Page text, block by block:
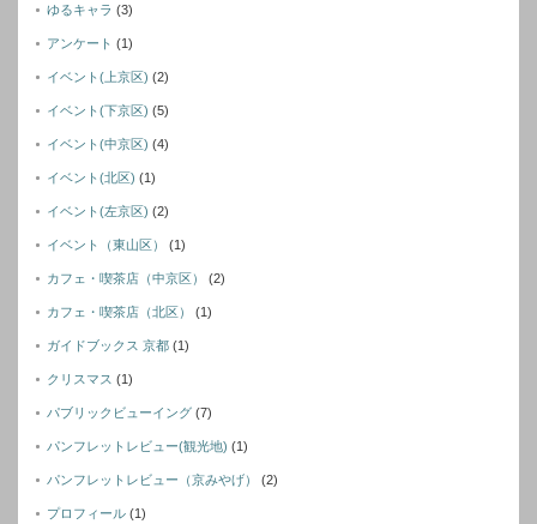
ゆるキャラ (3)
アンケート (1)
イベント(上京区) (2)
イベント(下京区) (5)
イベント(中京区) (4)
イベント(北区) (1)
イベント(左京区) (2)
イベント（東山区） (1)
カフェ・喫茶店（中京区） (2)
カフェ・喫茶店（北区） (1)
ガイドブックス 京都 (1)
クリスマス (1)
パブリックビューイング (7)
パンフレットレビュー(観光地) (1)
パンフレットレビュー（京みやげ） (2)
プロフィール (1)